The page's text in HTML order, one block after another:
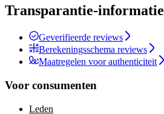
Transparantie-informatie
Geverifieerde reviews
Berekeningsschema reviews
Maatregelen voor authenticiteit
Voor consumenten
Leden